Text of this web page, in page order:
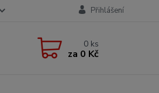
Přihlášení
0 ks
za 0 Kč